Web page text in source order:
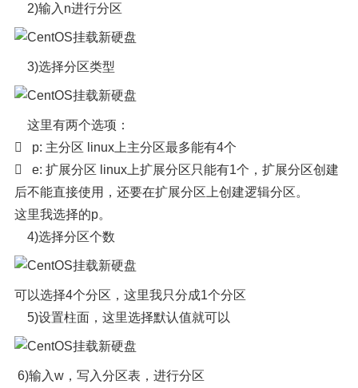
2)输入n进行分区
3)选择分区类型
这里有两个选项：

p: 主分区 linux上主分区最多能有4个

e: 扩展分区 linux上扩展分区只能有1个，扩展分区创建
后不能直接使用，还要在扩展分区上创建逻辑分区。
这里我选择的p。
4)选择分区个数
可以选择4个分区，这里我只分成1个分区
5)设置柱面，这里选择默认值就可以
6)输入w，写入分区表，进行分区